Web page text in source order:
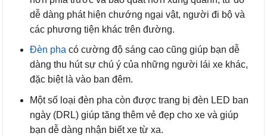
dễ dàng phát hiện chướng ngại vật, người đi bộ và
các phương tiện khác trên đường.
Đèn phacó cường độ sáng cao cũng giúp bạn dễ
dàng thu hút sự chú ý của những người lái xe khác,
đặc biệt là vào ban đêm.
Một số loại đèn pha còn được trang bị đèn LED ban
ngày (DRL) giúp tăng thêm vẻ đẹp cho xe và giúp
bạn dễ dàng nhận biết xe từ xa.